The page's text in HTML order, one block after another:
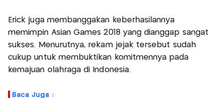
Erick juga membanggakan keberhasilannya
memimpin Asian Games 2018 yang dianggap sangat
sukses. Menurutnya, rekam jejak tersebut sudah
cukup untuk membuktikan komitmennya pada
kemajuan olahraga di Indonesia.
Baca Juga :